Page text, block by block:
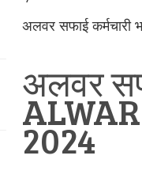
अलवर सफाई
अलवर
2024